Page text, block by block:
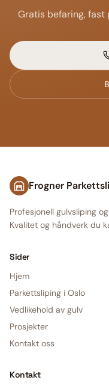
Gratis befaring,
Frogner
Profesjonell gulvsliping
Kvalitet og håndverk du
Sider
Hjem
Parkettsliping i Oslo
Vedlikehold av gulv
Prosjekter
Kontakt oss
Kontakt